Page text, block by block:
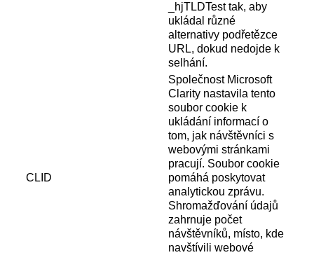
_hjTLDTest tak, aby
ukládal různé
alternativy podřetězce
URL, dokud nedojde k
selhání.
CLID
Společnost Microsoft
Clarity nastavila tento
soubor cookie k
ukládání informací o
tom, jak návštěvníci s
webovými stránkami
pracují. Soubor cookie
pomáhá poskytovat
analytickou zprávu.
Shromažďování údajů
zahrnuje počet
návštěvníků, místo, kde
navštívili webové